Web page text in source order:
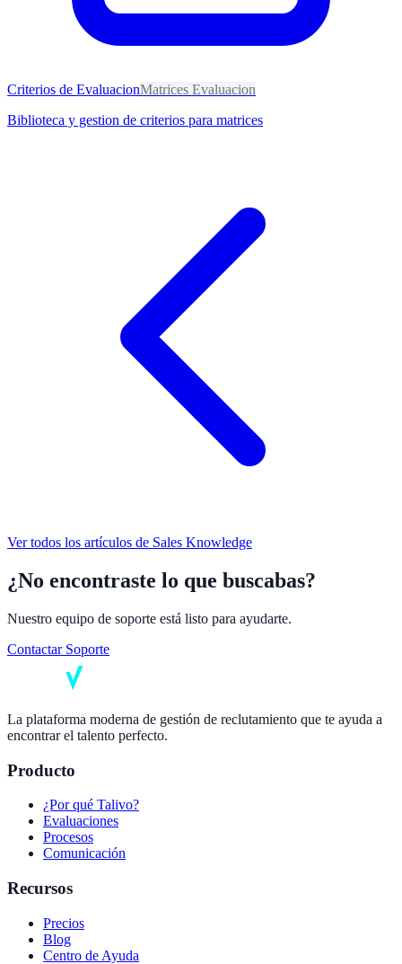
Criterios de EvaluacionMatrices Evaluacion
Biblioteca y gestion de criterios para matrices
Ver todos los artículos de Sales Knowledge
¿No encontraste lo que buscabas?
Nuestro equipo de soporte está listo para ayudarte.
Contactar Soporte
La plataforma moderna de gestión de reclutamiento que te ayuda a
encontrar el talento perfecto.
Producto
¿Por qué Talivo?
Evaluaciones
Procesos
Comunicación
Recursos
Precios
Blog
Centro de Ayuda